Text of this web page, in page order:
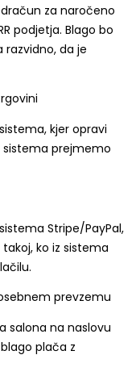
za naročeno
podjetja. Blago bo
razvidno, da je
kjer opravi
sistema prejmemo
Stripe/PayPal,
ko iz sistema
prevzemu
salona na naslovu
plača z